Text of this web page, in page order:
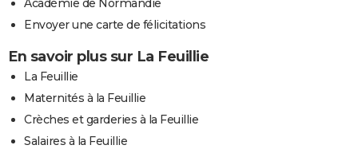
Envoyer une carte de félicitations
En savoir plus sur La Feuillie
La Feuillie
Maternités à la Feuillie
Crèches et garderies à la Feuillie
Salaires à la Feuillie